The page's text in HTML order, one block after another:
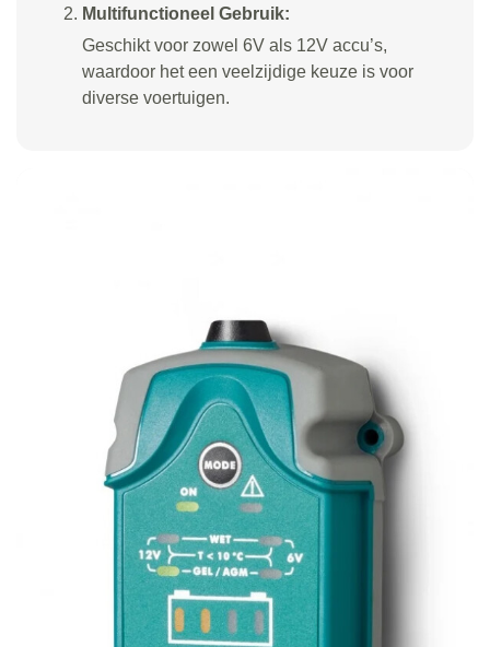
Multifunctioneel Gebruik:
Geschikt voor zowel 6V als 12V accu’s,
waardoor het een veelzijdige keuze is voor
diverse voertuigen.